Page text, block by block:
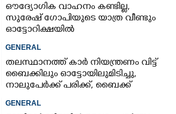
ഔദ്യോഗിക വാഹനം കണ്ടില്ല,
സുരേഷ് ഗോപിയുടെ യാത്ര വീണ്ടും
ഓട്ടോറിക്ഷയിൽ
GENERAL
തലസ്ഥാനത്ത് കാർ നിയന്ത്രണം വിട്ട്
ബൈക്കിലും ഓട്ടോയിലുമിടിച്ചു,​
നാലുപേർക്ക് പരിക്ക്,​ ബൈക്ക്
GENERAL